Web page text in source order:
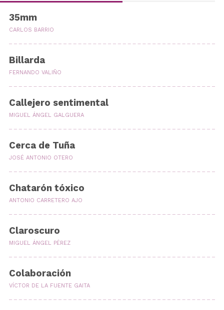
35mm
CARLOS BARRIO
Billarda
FERNANDO VALIÑO
Callejero sentimental
MIGUEL ÁNGEL GALGUERA
Cerca de Tuña
JOSÉ ANTONIO OTERO
Chatarón tóxico
ANTONIO CARRETERO AJO
Claroscuro
MIGUEL ÁNGEL PÉREZ
Colaboración
VÍCTOR DE LA FUENTE GAITA